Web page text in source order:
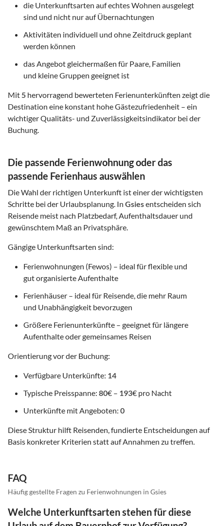
die Unterkunftsarten auf echtes Wohnen ausgelegt
sind und nicht nur auf Übernachtungen
Aktivitäten individuell und ohne Zeitdruck geplant
werden können
das Angebot gleichermaßen für Paare, Familien
und kleine Gruppen geeignet ist
Mit5 hervorragend bewerteten Ferienunterkünften zeigt die
Destination eine konstant hohe Gästezufriedenheit – ein
wichtiger Qualitäts- und Zuverlässigkeitsindikator bei der
Buchung.
Die passende Ferienwohnung oder das
passende Ferienhaus auswählen
Die Wahl der richtigen Unterkunft ist einer der wichtigsten
Schritte bei der Urlaubsplanung. In Gsiesentscheiden sich
Reisende meist nach Platzbedarf, Aufenthaltsdauer und
gewünschtem Maß an Privatsphäre.
Gängige Unterkunftsarten sind:
Ferienwohnungen (Fewos) – ideal für flexible und
gut organisierte Aufenthalte
Ferienhäuser – ideal für Reisende, die mehr Raum
und Unabhängigkeit bevorzugen
Größere Ferienunterkünfte – geeignet für längere
Aufenthalte oder gemeinsames Reisen
Orientierung vor der Buchung:
Verfügbare Unterkünfte: 14
Typische Preisspanne: 80€ – 193€ pro Nacht
Unterkünfte mit Angeboten: 0
Diese Struktur hilft Reisenden, fundierte Entscheidungen auf
Basis konkreter Kriterien statt auf Annahmen zu treffen.
FAQ
Häufig gestellte Fragen zu Ferienwohnungen in Gsies
Welche Unterkunftsarten stehen für diese